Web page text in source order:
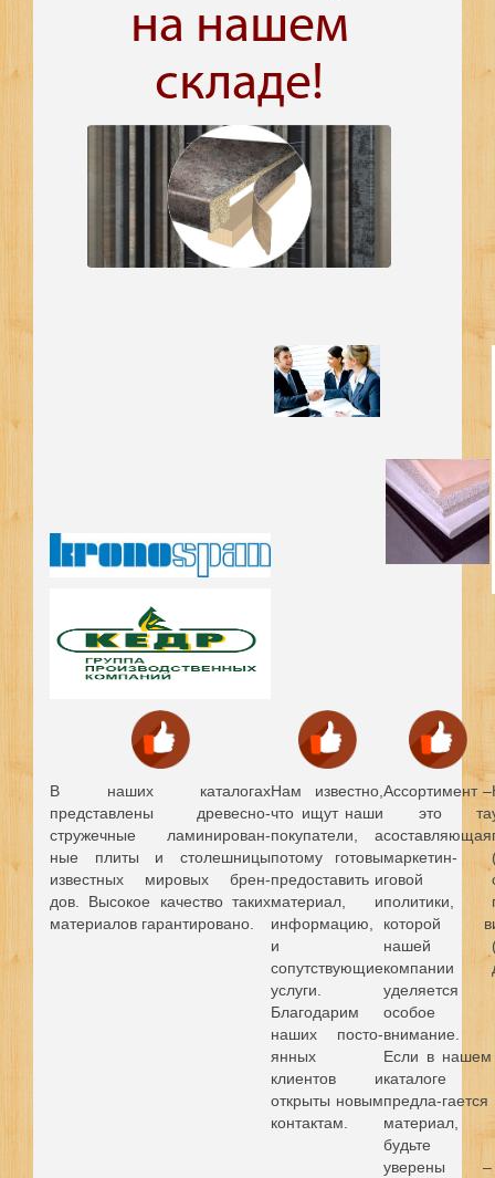
на нашем
складе!
В наших каталогах
представлены древесно-
стружечные ламинирован-
ные плиты и столешницы
известных мировых брен-
дов. Высокое качество таких
материалов гарантировано.
Нам известно,
что ищут наши
покупатели, а
потому готовы
предоставить и
материал, и
информацию,
и
сопутствующие
услуги.
Благодарим
наших посто-
янных
клиентов и
открыты новым
контактам.
Ассортимент –
это та
составляющая
маркетин-
говой
политики,
которой в
нашей
компании
уделяется
особое
внимание.
Если в нашем
каталоге
предла-гается
материал,
будьте
уверены –